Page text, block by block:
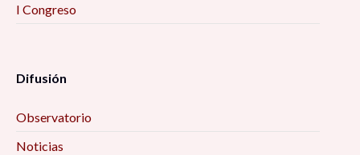
I Congreso
Difusión
Observatorio
Noticias